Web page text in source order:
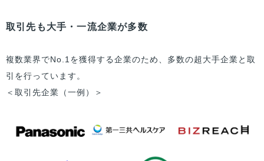
取引先も大手・一流企業が多数
複数業界でNo.1を獲得する企業のため、多数の超大手企業と取
引を行っています。
＜取引先企業（一例）＞